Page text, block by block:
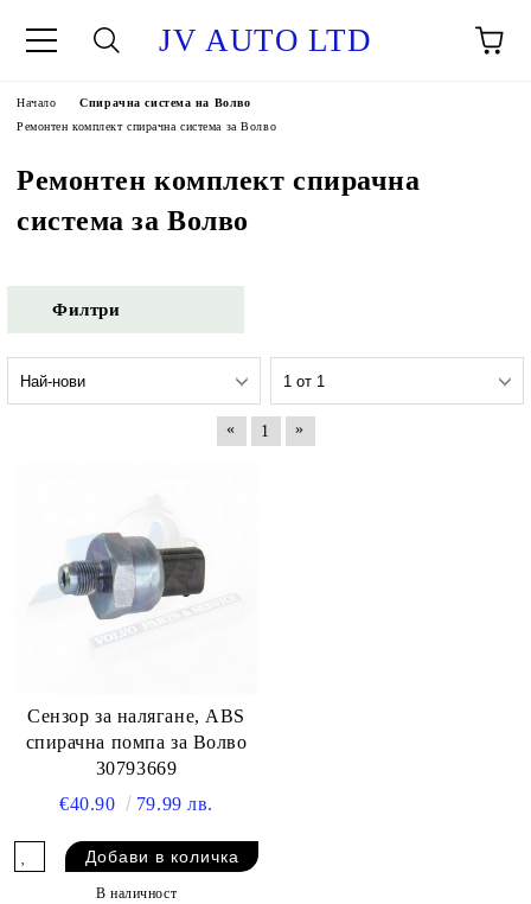
JV AUTO LTD
Начало
Спирачна система на Волво
Ремонтен комплект спирачна система за Волво
Ремонтен комплект спирачна
система за Волво
Филтри
« 1 »
Сензор за налягане, ABS
спирачна помпа за Волво
30793669
€40.90
79.99 лв.
В наличност